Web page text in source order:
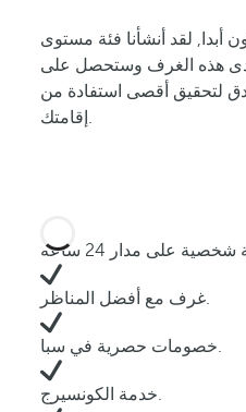
أبدا, لقد أنشأنا فئة مستوى
هذه الغرف وستحصل على
لتحقيق أقصى استفادة من
إقامتك.
غرف مع أفضل المناظر.
خصومات حصرية في سبا.
خدمة الكونسيرج.